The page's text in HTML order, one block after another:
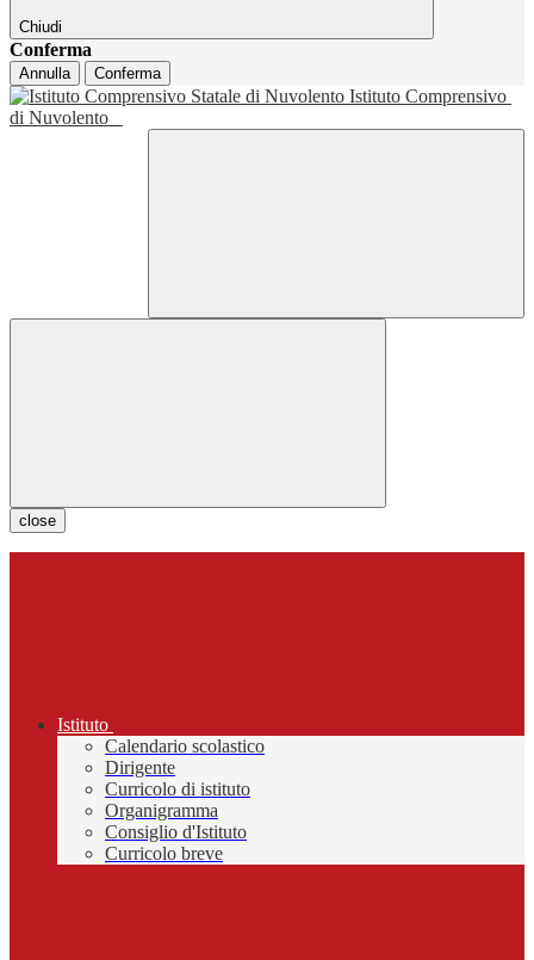
Chiudi
Conferma
Annulla Conferma
Istituto Comprensivo
di Nuvolento
close
Istituto
Calendario scolastico
Dirigente
Curricolo di istituto
Organigramma
Consiglio d'Istituto
Curricolo breve